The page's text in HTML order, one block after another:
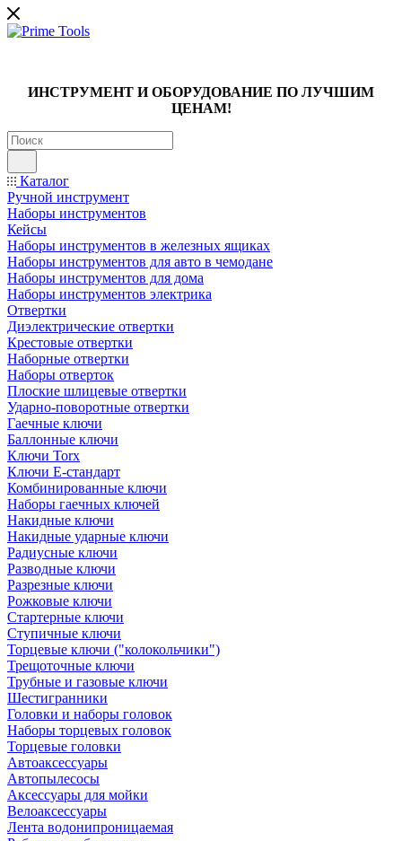
ИНСТРУМЕНТ И ОБОРУДОВАНИЕ ПО ЛУЧШИМ
ЦЕНАМ!
Каталог
Ручной инструмент
Наборы инструментов
Кейсы
Наборы инструментов в железных ящиках
Наборы инструментов для авто в чемодане
Наборы инструментов для дома
Наборы инструментов электрика
Отвертки
Диэлектрические отвертки
Крестовые отвертки
Наборные отвертки
Наборы отверток
Плоские шлицевые отвертки
Ударно-поворотные отвертки
Гаечные ключи
Баллонные ключи
Ключи Torx
Ключи Е-стандарт
Комбинированные ключи
Наборы гаечных ключей
Накидные ключи
Накидные ударные ключи
Радиусные ключи
Разводные ключи
Разрезные ключи
Рожковые ключи
Стартерные ключи
Ступичные ключи
Торцевые ключи ("колокольчики")
Трещоточные ключи
Трубные и газовые ключи
Шестигранники
Головки и наборы головок
Наборы торцевых головок
Торцевые головки
Автоаксессуары
Автопылесосы
Аксессуары для мойки
Велоаксессуары
Лента водонипроницаемая